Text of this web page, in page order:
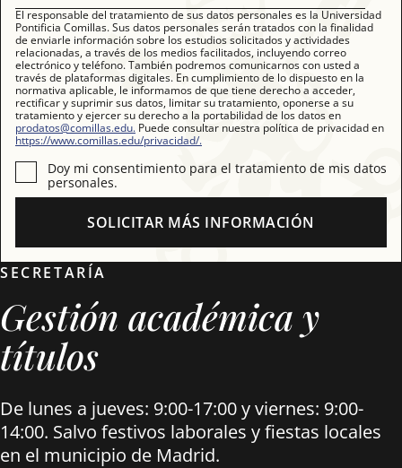
El responsable del tratamiento de sus datos personales es la Universidad
Pontificia Comillas. Sus datos personales serán tratados con la finalidad
de enviarle información sobre los estudios solicitados y actividades
relacionadas, a través de los medios facilitados, incluyendo correo
electrónico y teléfono. También podremos comunicarnos con usted a
través de plataformas digitales. En cumplimiento de lo dispuesto en la
normativa aplicable, le informamos de que tiene derecho a acceder,
rectificar y suprimir sus datos, limitar su tratamiento, oponerse a su
tratamiento y ejercer su derecho a la portabilidad de los datos en
prodatos@comillas.edu. Puede consultar nuestra política de privacidad en
https://www.comillas.edu/privacidad/.
Doy mi consentimiento para el tratamiento de mis datos
personales.
SOLICITAR MÁS INFORMACIÓN
De lunes a jueves: 9:00-17:00 y viernes: 9:00-
14:00. Salvo festivos laborales y fiestas locales
en el municipio de Madrid.
SECRETARÍA
Gestión académica y
títulos